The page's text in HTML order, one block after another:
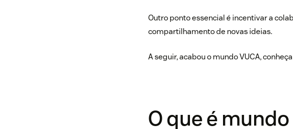
Outro ponto essencial é incentivar a
compartilhamento de novas ideias.
A seguir, acabou o mundo VUCA,
O que é mundo